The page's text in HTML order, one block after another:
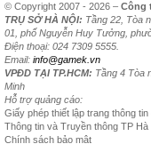
© Copyright 2007 - 2026 – Công
TRỤ SỞ HÀ NỘI: Tầng 22, Tòa
01, phố Nguyễn Huy Tưởng,
Điện thoại: 024 7309 5555.
Email: info@gamek.vn
VPĐD TẠI TP.HCM: Tầng 4 Tòa
Minh
Hỗ trợ quảng cáo:
Giấy phép thiết lập trang thông
Thông tin và Truyền thông TP
Chính sách bảo mật